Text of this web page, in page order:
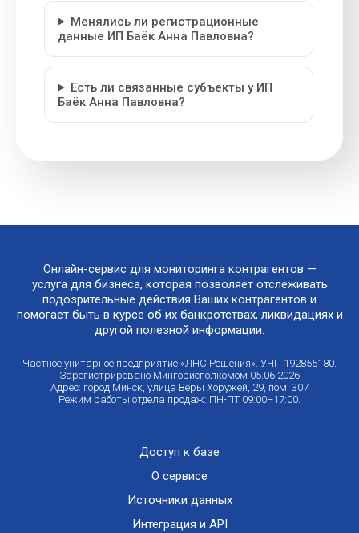
Менялись ли регистрационные
данные ИП Баёк Анна Павловна?
Есть ли связанные субъекты у ИП
Баёк Анна Павловна?
Онлайн-сервис для мониторинга контрагентов —
услуга для бизнеса, которая позволяет отслеживать
подозрительные действия Ваших контрагентов и
помогает быть в курсе об их банкротствах, ликвидациях и
другой полезной информации.
Частное унитарное предприятие «ЛНС Решения». УНП 192855180.
Зарегистрировано Мингорисполкомом 05.06.2026
Адрес: город Минск, улица Веры Хоружей, 29, пом. 307
Режим работы отдела продаж: ПН-ПТ 09:00–17:00.
Доступ к базе
О сервисе
Источники данных
Интеграция и API